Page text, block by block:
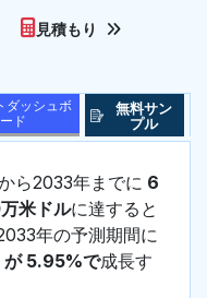
見積もり
ダッシュボ
ード
無料サン
プル
ら2033年までに 6
米ドルに達すると
年の予測期間に
が 5.95%で成長す